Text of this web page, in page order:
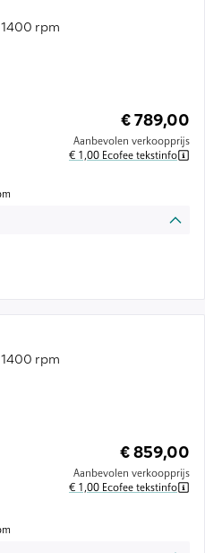
rpm
€ 789,00
Aanbevolen verkoopprijs
€ 1,00 Ecofee tekstinfo
maximale centrifugesnelheid wordt automatisch
rpm
€ 859,00
Aanbevolen verkoopprijs
€ 1,00 Ecofee tekstinfo
maximale centrifugesnelheid wordt automatisch